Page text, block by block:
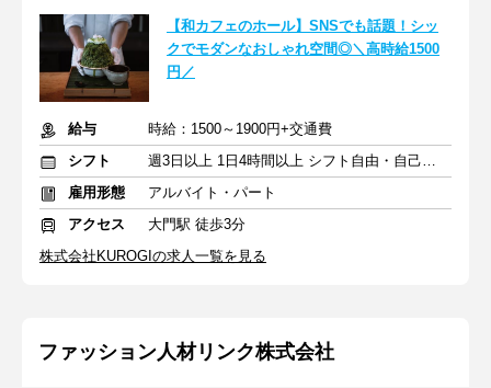
【和カフェのホール】SNSでも話題！シッ
クでモダンなおしゃれ空間◎＼高時給1500
円／
給与
時給：1500～1900円+交通費
シフト
週3日以上 1日4時間以上 シフト自由・自己申告
雇用形態
アルバイト・パート
アクセス
大門駅 徒歩3分
株式会社KUROGIの求人一覧を見る
ファッション人材リンク株式会社